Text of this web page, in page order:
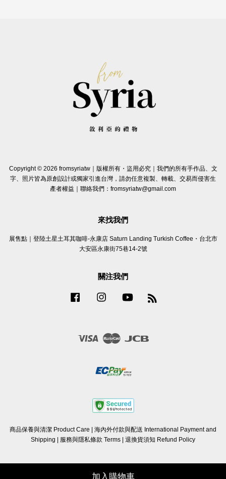
加入購物車
Copyright © 2026 fromsyriatw｜版權所有・盜用必究｜我們的所有手作品、文
字、照片皆為原創設計或獨家引進台灣，請勿任意複製、轉載、交易而侵害生
產者權益｜聯絡我們：fromsyriatw@gmail.com
來找我們
展售點｜登陸土星土耳其咖啡-永康店 Saturn Landing Turkish Coffee・台北市
大安區永康街75巷14-2號
關注我們
Facebook Instagram YouTube
Visa Master
商品保養與清潔 Product Care | 海內外付款與配送 International Payment and
Shipping | 服務與隱私條款 Terms | 退換貨須知 Refund Policy